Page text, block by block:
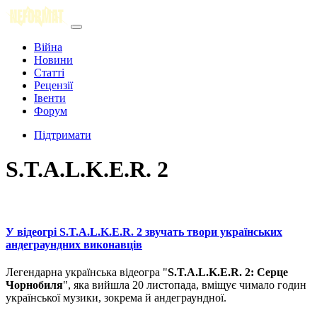
Війна
Новини
Статті
Рецензії
Івенти
Форум
Підтримати
S.T.A.L.K.E.R. 2
У відеогрі S.T.A.L.K.E.R. 2 звучать твори українських
андеграундних виконавців
Легендарна українська відеогра "S.T.A.L.K.E.R. 2: Серце
Чорнобиля", яка вийшла 20 листопада, вміщує чимало годин
української музики, зокрема й андеграундної.